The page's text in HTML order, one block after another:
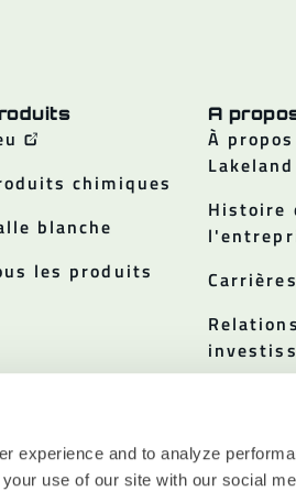
experience and to analyze
use of our site with our social
chimiques
blanche
les produits
A
À
Lakeland
Histoire
Carrières